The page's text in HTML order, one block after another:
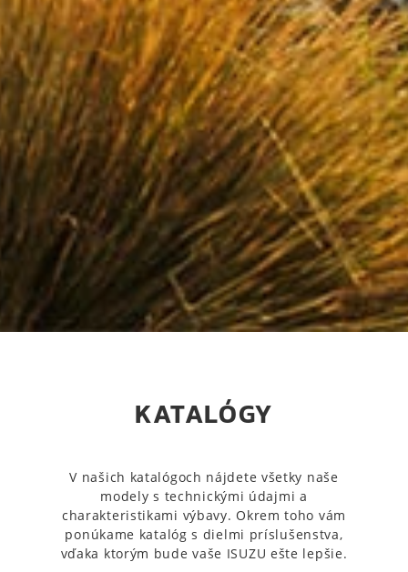
KATALÓGY
V našich katalógoch nájdete všetky naše
modely s technickými údajmi a
charakteristikami výbavy. Okrem toho vám
ponúkame katalóg s dielmi príslušenstva,
vďaka ktorým bude vaše ISUZU ešte lepšie.